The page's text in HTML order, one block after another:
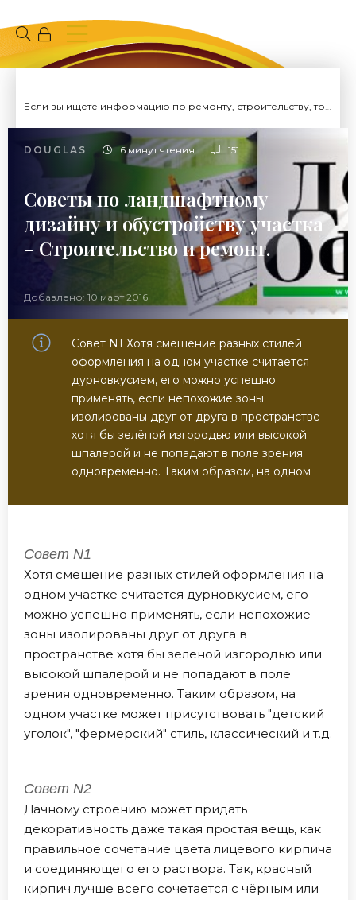
Если вы ищете информацию по ремонту, строительству, то вы попали на нужный сайт.
DOUGLAS 6 минут чтения 151
Советы по ландшафтному
дизайну и обустройству участка
- Строительство и ремонт.
Добавлено: 10 март 2016
Совет N1 Хотя смешение разных стилей
оформления на одном участке считается
дурновкусием, его можно успешно
применять, если непохожие зоны
изолированы друг от друга в пространстве
хотя бы зелёной изгородью или высокой
шпалерой и не попадают в поле зрения
одновременно. Таким образом, на одном
Совет N1
Хотя смешение разных стилей оформления на
одном участке считается дурновкусием, его
можно успешно применять, если непохожие
зоны изолированы друг от друга в
пространстве хотя бы зелёной изгородью или
высокой шпалерой и не попадают в поле
зрения одновременно. Таким образом, на
одном участке может присутствовать "детский
уголок", "фермерский" стиль, классический и т.д.
Совет N2
Дачному строению может придать
декоративность даже такая простая вещь, как
правильное сочетание цвета лицевого кирпича
и соединяющего его раствора. Так, красный
кирпич лучше всего сочетается с чёрным или